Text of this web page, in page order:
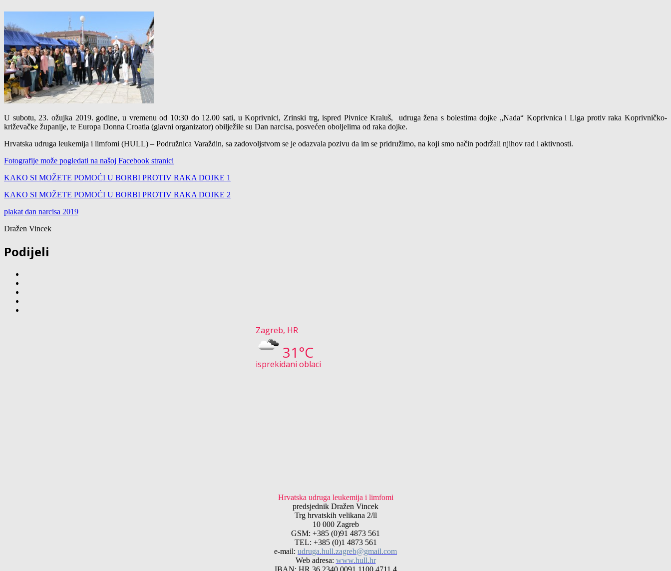
U subotu, 23. ožujka 2019. godine, u vremenu od 10:30 do 12.00 sati, u Koprivnici, Zrinski trg, ispred Pivnice Kraluš,
udruga žena s bolestima dojke „Nada“ Koprivnica i Liga protiv raka Koprivničko-
križevačke županije, te Europa Donna Croatia (glavni organizator) obilježile su Dan narcisa, posvećen oboljelima od raka dojke.
Hrvatska udruga leukemija i limfomi (HULL) – Podružnica Varaždin, sa zadovoljstvom se je odazvala pozivu da im se pridružimo, na koji smo način podržali njihov rad i aktivnosti.
Fotografije može pogledati na našoj Facebook stranici
KAKO SI MOŽETE POMOĆI U BORBI PROTIV RAKA DOJKE 1
KAKO SI MOŽETE POMOĆI U BORBI PROTIV RAKA DOJKE 2
plakat dan narcisa 2019
Dražen Vincek
Podijeli
Zagreb, HR
31°C
isprekidani oblaci
Hrvatska udruga leukemija i limfomi
predsjednik Dražen Vincek
Trg hrvatskih velikana 2/ll
10 000 Zagreb
GSM: +385 (0)91 4873 561
TEL: +385 (0)1 4873 561
e-mail: udruga.hull.zagreb@gmail.com
Web adresa: www.hull.hr
IBAN: HR 36 2340 0091 1100 4711 4